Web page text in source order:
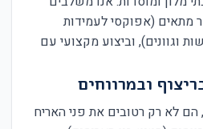
מתאים (אפוקסי לעמידות
וגוונים), וביצוע מקצועי עם
ובמרווחים
הם לא רק רטובים את פני האריח